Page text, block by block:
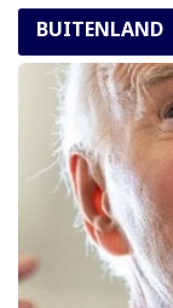
BUITENLAND